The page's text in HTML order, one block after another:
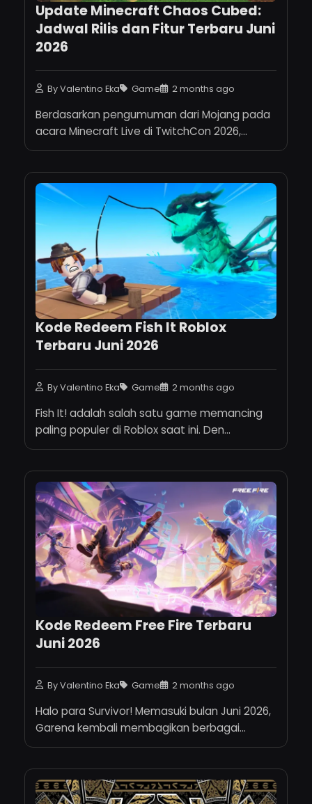
Update Minecraft Chaos Cubed:
Jadwal Rilis dan Fitur Terbaru Juni
2026
By Valentino Eka Game 2 months ago
Berdasarkan pengumuman dari Mojang pada
acara Minecraft Live di TwitchCon 2026,...
Kode Redeem Fish It Roblox
Terbaru Juni 2026
By Valentino Eka Game 2 months ago
Fish It! adalah salah satu game memancing
paling populer di Roblox saat ini. Den...
Kode Redeem Free Fire Terbaru
Juni 2026
By Valentino Eka Game 2 months ago
Halo para Survivor! Memasuki bulan Juni 2026,
Garena kembali membagikan berbagai...